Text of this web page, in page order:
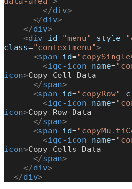
        </
div>
      </
div>
    </
div>
    <
div id="menu" style=
class="contextmenu">
      <
span id=
        <
igc-icon name=
icon>Copy Cell Data
      </
span>
      <
span id="copyRow"
        <
igc-icon name=
icon>Copy Row Data
      </
span>
      <
span id=
        <
igc-icon name=
icon>Copy Cells Data
      </
span>
    </
div>
  </
div>